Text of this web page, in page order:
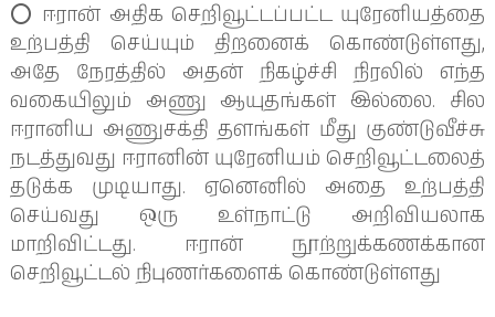
⭕️ ஈரான் அதிக செறிவூட்டப்பட்ட யுரேனியத்தை
உற்பத்தி செய்யும் திறனைக் கொண்டுள்ளது,
அதே நேரத்தில் அதன் நிகழ்ச்சி நிரலில் எந்த
வகையிலும் அணு ஆயுதங்கள் இல்லை. சில
ஈரானிய அணுசக்தி தளங்கள் மீது குண்டுவீச்சு
நடத்துவது ஈரானின் யுரேனியம் செறிவூட்டலைத்
தடுக்க முடியாது. ஏனெனில் அதை உற்பத்தி
செய்வது ஒரு உள்நாட்டு அறிவியலாக
மாறிவிட்டது. ஈரான் நூற்றுக்கணக்கான
செறிவூட்டல் நிபுணர்களைக் கொண்டுள்ளது